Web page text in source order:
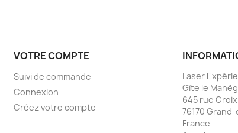
VOTRE COMPTE
Suivi de commande
Connexion
Créez votre compte
Laser
Gîte le
645 rue
76170
France